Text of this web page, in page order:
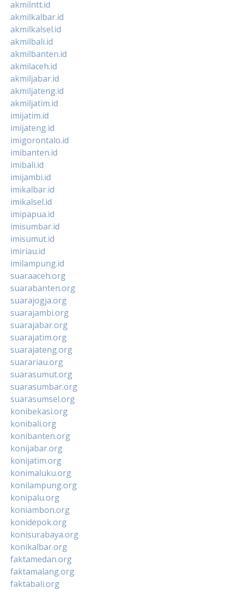
akmilntt.id
akmilkalbar.id
akmilkalsel.id
akmilbali.id
akmilbanten.id
akmilaceh.id
akmiljabar.id
akmiljateng.id
akmiljatim.id
imijatim.id
imijateng.id
imigorontalo.id
imibanten.id
imibali.id
imijambi.id
imikalbar.id
imikalsel.id
imipapua.id
imisumbar.id
imisumut.id
imiriau.id
imilampung.id
suaraaceh.org
suarabanten.org
suarajogja.org
suarajambi.org
suarajabar.org
suarajatim.org
suarajateng.org
suarariau.org
suarasumut.org
suarasumbar.org
suarasumsel.org
konibekasi.org
konibali.org
konibanten.org
konijabar.org
konijatim.org
konimaluku.org
konilampung.org
konipalu.org
koniambon.org
konidepok.org
konisurabaya.org
konikalbar.org
faktamedan.org
faktamalang.org
faktabali.org